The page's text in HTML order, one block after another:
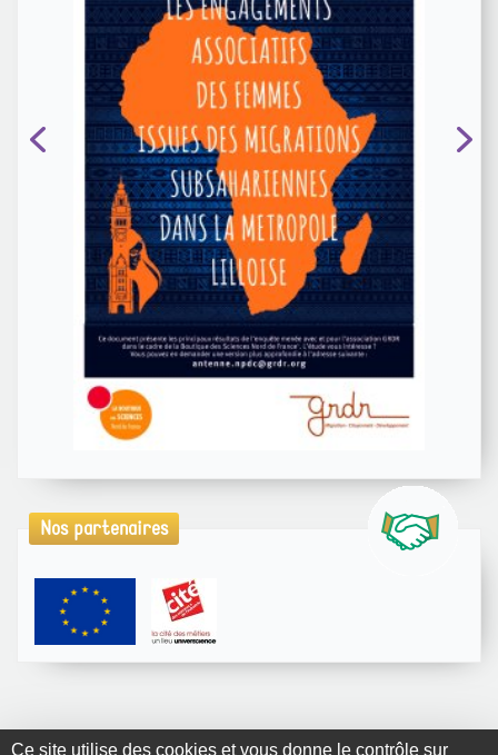
Ce site utilise des cookies et vous donne le contrôle sur
Nos partenaires